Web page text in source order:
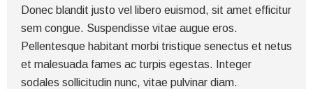
Donec blandit justo vel libero euismod, sit amet efficitur
sem congue. Suspendisse vitae augue eros.
Pellentesque habitant morbi tristique senectus et netus
et malesuada fames ac turpis egestas. Integer
sodales sollicitudin nunc, vitae pulvinar diam.